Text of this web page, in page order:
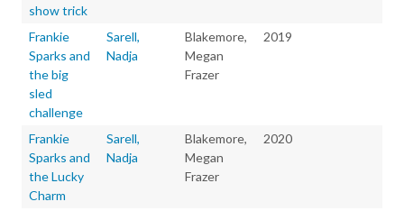
show trick
Frankie
Sparks and
the big
sled
challenge
Sarell,
Nadja
Blakemore,
Megan
Frazer
2019
Frankie
Sparks and
the Lucky
Charm
Sarell,
Nadja
Blakemore,
Megan
Frazer
2020